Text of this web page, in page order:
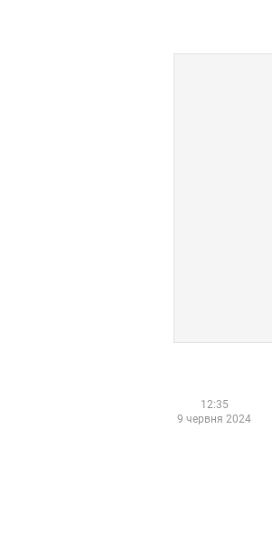
12:35
9 червня 2024